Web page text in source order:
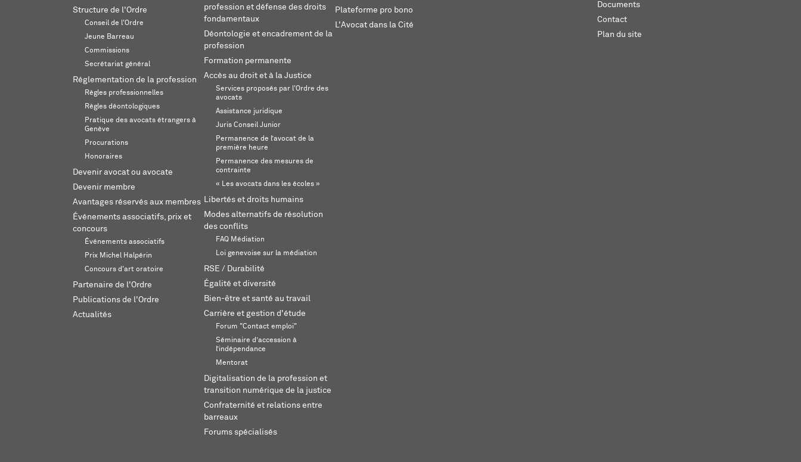
Structure de l'Ordre
Conseil de l'Ordre
Jeune Barreau
Commissions
Secrétariat général
Réglementation de la profession
Règles professionnelles
Règles déontologiques
Pratique des avocats étrangers à
Genève
Procurations
Honoraires
Devenir avocat ou avocate
Devenir membre
Avantages réservés aux membres
Événements associatifs, prix et
concours
Événements associatifs
Prix Michel Halpérin
Concours d'art oratoire
Partenaire de l'Ordre
Publications de l'Ordre
Actualités
profession et défense des droits
fondamentaux
Déontologie et encadrement de la
profession
Formation permanente
Accès au droit et à la Justice
Services proposés par l'Ordre des
avocats
Assistance juridique
Juris Conseil Junior
Permanence de l’avocat de la
première heure
Permanence des mesures de
contrainte
« Les avocats dans les écoles »
Libertés et droits humains
Modes alternatifs de résolution
des conflits
FAQ Médiation
Loi genevoise sur la médiation
RSE / Durabilité
Égalité et diversité
Bien-être et santé au travail
Carrière et gestion d'étude
Forum "Contact emploi"
Séminaire d’accession à
l’indépendance
Mentorat
Digitalisation de la profession et
transition numérique de la justice
Confraternité et relations entre
barreaux
Forums spécialisés
Plateforme pro bono
L'Avocat dans la Cité
Documents
Contact
Plan du site